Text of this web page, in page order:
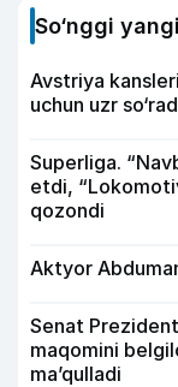
So‘nggi
Avstriya
uchun uzr
Superliga.
etdi,
qozondi
Aktyor
Senat
maqomini
ma’qulladi